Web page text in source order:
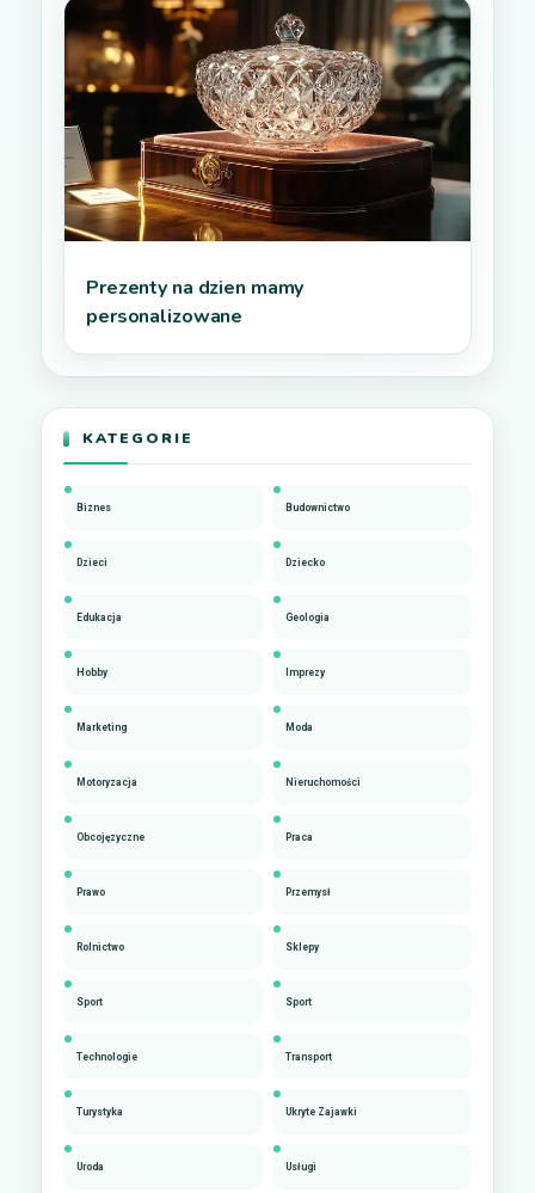
Prezenty na dzien mamy
personalizowane
KATEGORIE
Biznes Budownictwo
Dzieci Dziecko
Edukacja Geologia
Hobby Imprezy
Marketing Moda
Motoryzacja Nieruchomości
Obcojęzyczne Praca
Prawo Przemysł
Rolnictwo Sklepy
Sport Sport
Technologie Transport
Turystyka Ukryte Zajawki
Uroda Usługi